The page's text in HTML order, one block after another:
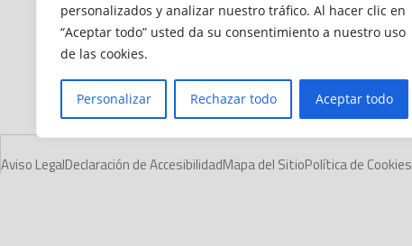
personalizados y analizar nuestro tráfico. Al hacer clic en
“Aceptar todo” usted da su consentimiento a nuestro uso
de las cookies.
Personalizar Rechazar todo Aceptar todo
Aviso LegalDeclaración de AccesibilidadMapa del SitioPolítica de Cookies